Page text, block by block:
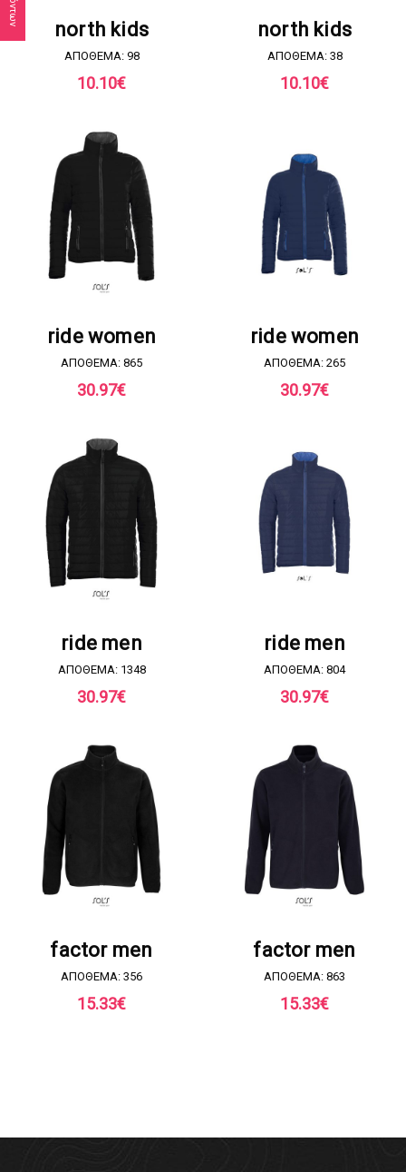
north kids
ΑΠΟΘΕΜΑ: 98
10.10€
north kids
ΑΠΟΘΕΜΑ: 38
10.10€
ride women
ΑΠΟΘΕΜΑ: 865
30.97€
ride women
ΑΠΟΘΕΜΑ: 265
30.97€
ride men
ΑΠΟΘΕΜΑ: 1348
30.97€
ride men
ΑΠΟΘΕΜΑ: 804
30.97€
factor men
ΑΠΟΘΕΜΑ: 356
15.33€
factor men
ΑΠΟΘΕΜΑ: 863
15.33€